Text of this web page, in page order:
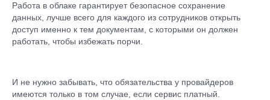
Работа в облаке гарантирует безопасное сохранение
данных, лучше всего для каждого из сотрудников открыть
доступ именно к тем документам, с которыми он должен
работать, чтобы избежать порчи.
И не нужно забывать, что обязательства у провайдеров
имеются только в том случае, если сервис платный.